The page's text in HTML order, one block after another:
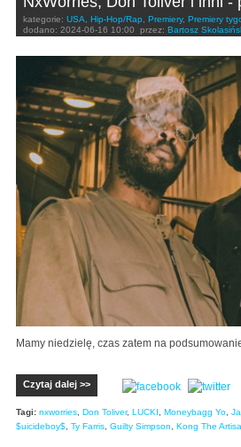
kategorie: USA Hip-Hop/Rap Premiery, Premiery
dodano: 2024-06-16 10:00 przez: Bartosz
Mamy niedzielę, czas zatem na
Czytaj dalej >>
Tagi: nxworries Don Toliver, LUCKI Moneybagg Yo
$uicideboy$ Ty Farris Guilty Simpson Kong The